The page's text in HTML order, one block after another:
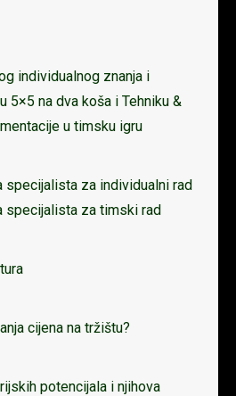
individualnog znanja i
5×5 na dva koša i Tehniku &
u timsku igru
specijalista za individualni rad
specijalista za timski rad
cijena na tržištu?
potencijala i njihova